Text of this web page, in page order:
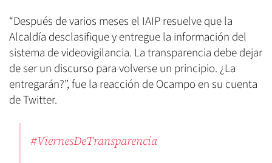
“Después de varios meses el IAIP resuelve que la
Alcaldía desclasifique y entregue la información del
sistema de videovigilancia. La transparencia debe dejar
de ser un discurso para volverse un principio. ¿La
entregarán?”, fue la reacción de Ocampo en su cuenta
de Twitter.
#ViernesDeTransparencia